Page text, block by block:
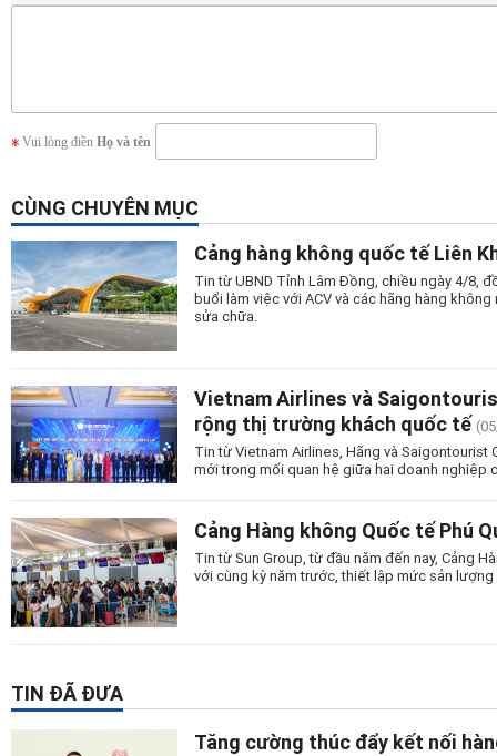
Vui lòng điền Họ và tên
CÙNG CHUYÊN MỤC
Cảng hàng không quốc tế Liên
Tin từ UBND Tỉnh Lâm Đồng, chiều ngày 4/8,
buổi làm việc với ACV và các hãng hàng
sửa chữa.
Vietnam Airlines và
rộng thị trường khách quốc tế
Tin từ Vietnam Airlines, Hãng và
mới trong mối quan hệ giữa hai doanh nghiệp
Cảng Hàng không Quốc tế Phú
Tin từ Sun Group, từ đầu năm đến nay, Cảng
với cùng kỳ năm trước, thiết lập mức sản
TIN ĐÃ ĐƯA
Tăng cường thúc đẩy kết nối